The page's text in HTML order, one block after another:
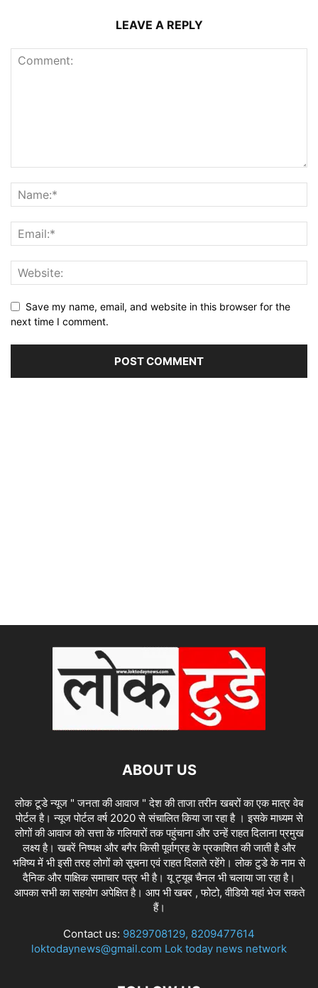
LEAVE A REPLY
Save my name, email, and website in this browser for the
next time I comment.
ABOUT US
लोक टूडे न्यूज " जनता की आवाज " देश की ताजा तरीन खबरों का एक मात्र वेब
पोर्टल है। न्यूज पोर्टल वर्ष 2020 से संचालित किया जा रहा है । इसके माध्यम से
लोगों की आवाज को सत्ता के गलियारों तक पहुंचाना और उन्हें राहत दिलाना प्रमुख
लक्ष्य है। खबरें निष्पक्ष और बगैर किसी पूर्वाग्रह के प्रकाशित की जाती है और
भविष्य में भी इसी तरह लोगों को सूचना एवं राहत दिलाते रहेंगे। लोक टुडे के नाम से
दैनिक और पाक्षिक समाचार पत्र भी है। यू ट्यूब चैनल भी चलाया जा रहा है।
आपका सभी का सहयोग अपेक्षित है। आप भी खबर , फोटो, वीडियो यहां भेज सकते
हैं।
Contact us: 9829708129, 8209477614
loktodaynews@gmail.com Lok today news network